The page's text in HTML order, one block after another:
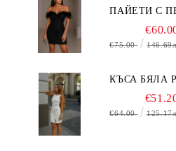
ПАЙЕТИ С
€75.00
КЪСА БЯЛА
€64.00